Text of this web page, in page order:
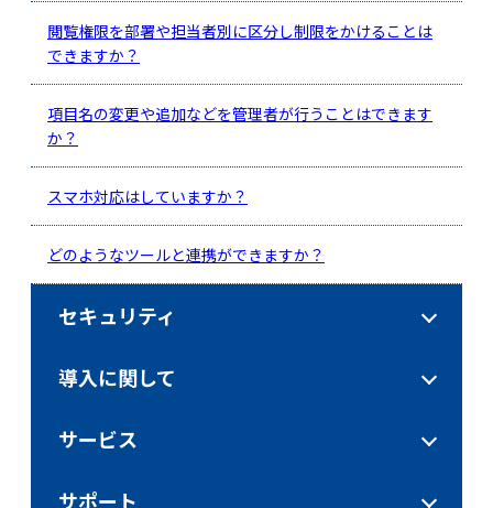
閲覧権限を部署や担当者別に区分し制限をかけることは
できますか？
項目名の変更や追加などを管理者が行うことはできます
か？
スマホ対応はしていますか？
どのようなツールと連携ができますか？
セキュリティ
導入に関して
サービス
サポート